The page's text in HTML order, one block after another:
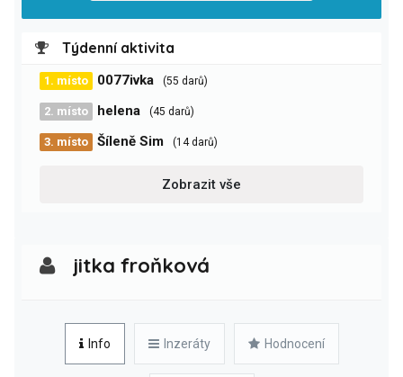
Týdenní aktivita
1. místo 0077ivka (55 darů)
2. místo helena (45 darů)
3. místo Šíleně Sim (14 darů)
Zobrazit vše
jitka froňková
Info Inzeráty Hodnocení